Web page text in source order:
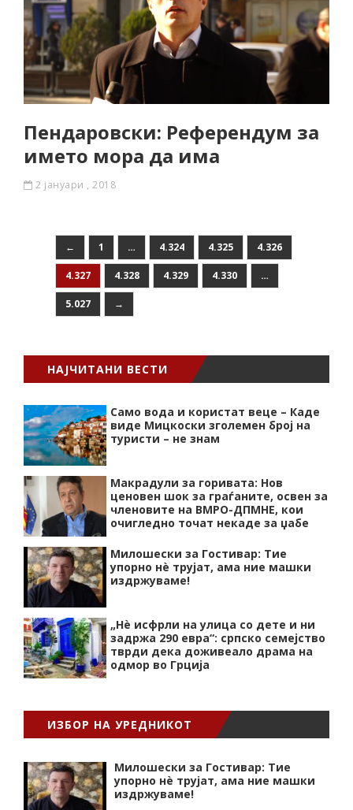
Пендаровски: Референдум за
името мора да има
2 јануари , 2018
← 1 … 4.324 4.325 4.326
4.327 4.328 4.329 4.330 …
5.027 →
НАЈЧИТАНИ ВЕСТИ
Само вода и користат веце – Каде
виде Мицкоски зголемен број на
туристи – не знам
Макрадули за горивата: Нов
ценовен шок за граѓаните, освен за
членовите на ВМРО-ДПМНЕ, кои
очигледно точат некаде за џабе
Милошески за Гостивар: Тие
упорно нѐ трујат, ама ние машки
издржуваме!
„Нѐ исфрли на улица со дете и ни
задржа 290 евра“: српско семејство
тврди дека доживеало драма на
одмор во Грција
ИЗБОР НА УРЕДНИКОТ
Милошески за Гостивар: Тие
упорно нѐ трујат, ама ние машки
издржуваме!